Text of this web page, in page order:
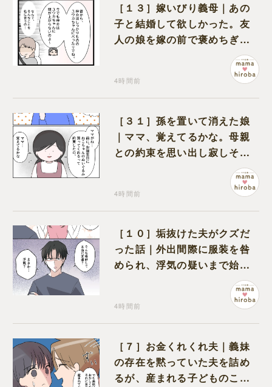
［１３］嫁いびり義母｜あの
子と結婚して欲しかった。友
人の娘を嫁の前で褒めちぎる
4時間前
［３１］孫を置いて消えた娘
｜ママ、覚えてるかな。母親
との約束を思い出し寂しそう
4時間前
［１０］垢抜けた夫がクズだ
った話｜外出間際に服装を咎
められ、浮気の疑いまで始め
4時間前
［７］お金くれくれ夫｜義妹
の存在を黙っていた夫を詰め
るが、産まれる子どものこと